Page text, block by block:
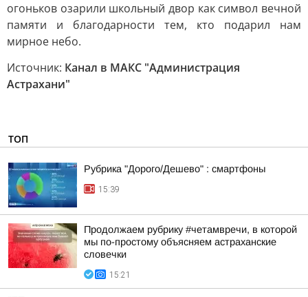
огоньков озарили школьный двор как символ вечной
памяти и благодарности тем, кто подарил нам
мирное небо.
Источник: Канал в МАКС "Администрация
Астрахани"
ТОП
Рубрика "Дорого/Дешево" : смартфоны
15:39
Продолжаем рубрику #четамвречи, в которой
мы по-простому объясняем астраханские
словечки
15:21